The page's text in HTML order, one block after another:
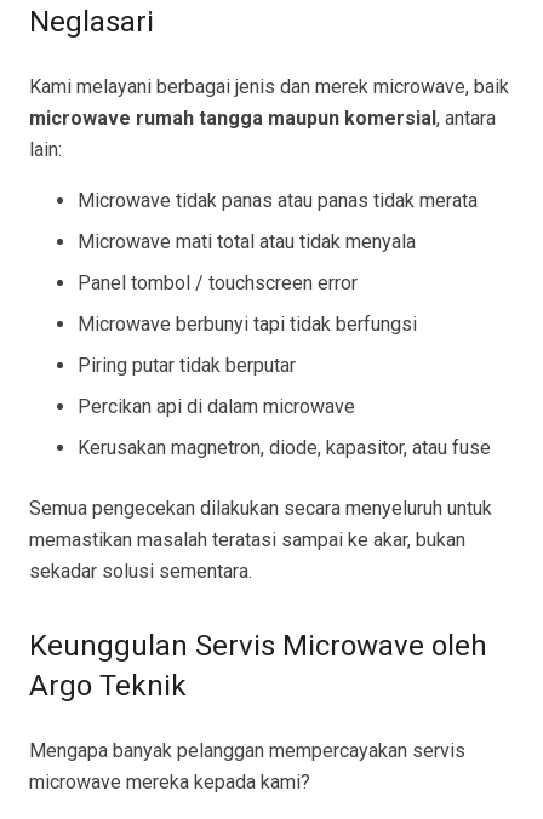
Neglasari
Kami melayani berbagai jenis dan merek microwave, baik
microwave rumah tangga maupun komersial, antara
lain:
Microwave tidak panas atau panas tidak merata
Microwave mati total atau tidak menyala
Panel tombol / touchscreen error
Microwave berbunyi tapi tidak berfungsi
Piring putar tidak berputar
Percikan api di dalam microwave
Kerusakan magnetron, diode, kapasitor, atau fuse
Semua pengecekan dilakukan secara menyeluruh untuk
memastikan masalah teratasi sampai ke akar, bukan
sekadar solusi sementara.
Keunggulan Servis Microwave oleh
Argo Teknik
Mengapa banyak pelanggan mempercayakan servis
microwave mereka kepada kami?